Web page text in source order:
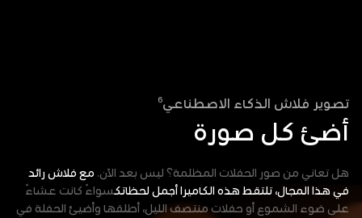
تصوير فلاش الذكاء الاصطناعي6
أضئ كل صورة
هل تعاني من صور الحفلات المظلمة؟ ليس بعد الآن. مع فلاش رائد
في هذا المجال، تلتقط هذه الكاميرا أجمل لحظاتك سواءً كانت عشاءً
على ضوء الشموع أو حفلات منتصف الليل، أطلقها وأضيئ الحفلة في